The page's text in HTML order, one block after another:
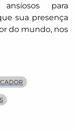
para
sua presença
do mundo, nos